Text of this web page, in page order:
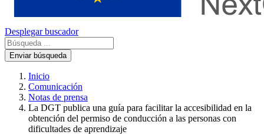
Desplegar buscador
Enviar búsqueda
Inicio
Comunicación
Notas de prensa
La DGT publica una guía para facilitar la accesibilidad en la
obtención del permiso de conducción a las personas con
dificultades de aprendizaje